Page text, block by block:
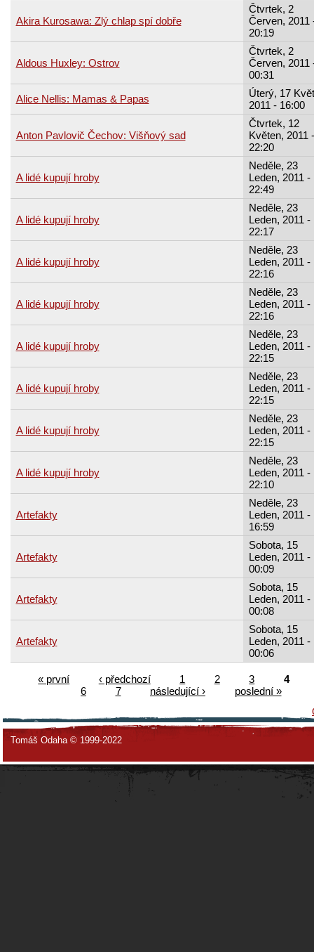
Akira Kurosawa: Zlý chlap spí dobře
Čtvrtek, 2
Červen, 2011
20:19
Aldous Huxley: Ostrov
Čtvrtek, 2
Červen, 2011
00:31
Alice Nellis: Mamas & Papas
Úterý, 17
2011 - 16:00
Anton Pavlovič Čechov: Višňový sad
Čtvrtek, 12
Květen, 2011 -
22:20
A lidé kupují hroby
Neděle, 23
Leden, 2011 -
22:49
A lidé kupují hroby
Neděle, 23
Leden, 2011 -
22:17
A lidé kupují hroby
Neděle, 23
Leden, 2011 -
22:16
A lidé kupují hroby
Neděle, 23
Leden, 2011 -
22:16
A lidé kupují hroby
Neděle, 23
Leden, 2011 -
22:15
A lidé kupují hroby
Neděle, 23
Leden, 2011 -
22:15
A lidé kupují hroby
Neděle, 23
Leden, 2011 -
22:15
A lidé kupují hroby
Neděle, 23
Leden, 2011 -
22:10
Artefakty
Neděle, 23
Leden, 2011 -
16:59
Artefakty
Sobota, 15
Leden, 2011 -
00:09
Artefakty
Sobota, 15
Leden, 2011 -
00:08
Artefakty
Sobota, 15
Leden, 2011 -
00:06
« první ‹ předchozí 1 2 3
4
6
7 následující ›
poslední »
Tomáš Odaha © 1999-2022